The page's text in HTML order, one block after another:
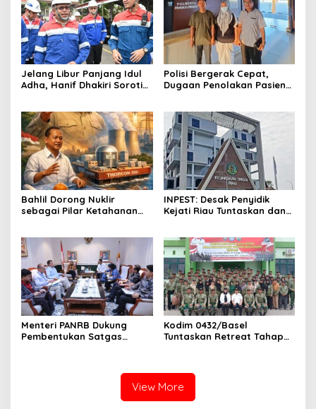
Jelang Libur Panjang Idul
Adha, Hanif Dhakiri Soroti
Polisi Bergerak Cepat,
Dugaan Penolakan Pasien
Bahlil Dorong Nuklir
sebagai Pilar Ketahanan
INPEST: Desak Penyidik
Kejati Riau Tuntaskan dan
Menteri PANRB Dukung
Pembentukan Satgas
Kodim 0432/Basel
Tuntaskan Retreat Tahap
View More